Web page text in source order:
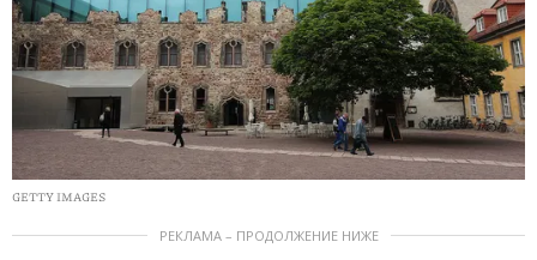
GETTY IMAGES
РЕКЛАМА – ПРОДОЛЖЕНИЕ НИЖЕ